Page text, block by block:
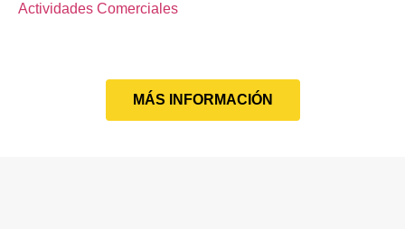
Actividades Comerciales
MÁS INFORMACIÓN